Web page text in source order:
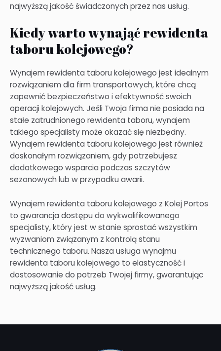
najwyższą jakość świadczonych przez nas usług.
Kiedy warto wynająć rewidenta
taboru kolejowego?
Wynajem rewidenta taboru kolejowego jest idealnym
rozwiązaniem dla firm transportowych, które chcą
zapewnić bezpieczeństwo i efektywność swoich
operacji kolejowych. Jeśli Twoja firma nie posiada na
stałe zatrudnionego rewidenta taboru, wynajem
takiego specjalisty może okazać się niezbędny.
Wynajem rewidenta taboru kolejowego jest również
doskonałym rozwiązaniem, gdy potrzebujesz
dodatkowego wsparcia podczas szczytów
sezonowych lub w przypadku awarii.
Wynajem rewidenta taboru kolejowego z Kolej Portos
to gwarancja dostępu do wykwalifikowanego
specjalisty, który jest w stanie sprostać wszystkim
wyzwaniom związanym z kontrolą stanu
technicznego taboru. Nasza usługa wynajmu
rewidenta taboru kolejowego to elastyczność i
dostosowanie do potrzeb Twojej firmy, gwarantując
najwyższą jakość usług.